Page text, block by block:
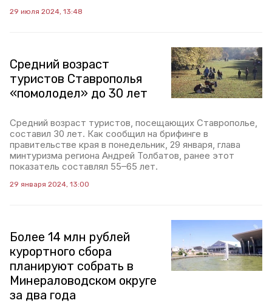
29 июля 2024, 13:48
Средний возраст
туристов Ставрополья
«помолодел» до 30 лет
Средний возраст туристов, посещающих Ставрополье,
составил 30 лет. Как сообщил на брифинге в
правительстве края в понедельник, 29 января, глава
минтуризма региона Андрей Толбатов, ранее этот
показатель составлял 55–65 лет.
29 января 2024, 13:00
Более 14 млн рублей
курортного сбора
планируют собрать в
Минераловодском округе
за два года